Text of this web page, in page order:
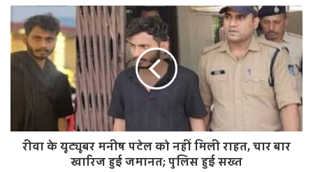
b
s
i
t
e
रीवा के यूट्यूबर मनीष पटेल को नहीं मिली राहत, चार बार
खारिज हुई जमानत; पुलिस हुई सख्त